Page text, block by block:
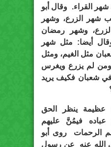
القراء. وقال أبو
شهر الزرع، وشهر
وشهر رمضان
أيضا: مثل شهر
مثل الغيم، ومثل
لم يزرع ويغرس
شعبان فكيف يريد
عظيمة ينظر الحق
عباده فيمُنَّ عليهم
الرحمات روى أبو
الله عنه عن رسول